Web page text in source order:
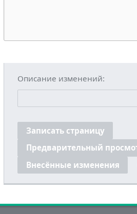
Описание изменений:
Записать страницу
Предварительный
Внесённые изменения